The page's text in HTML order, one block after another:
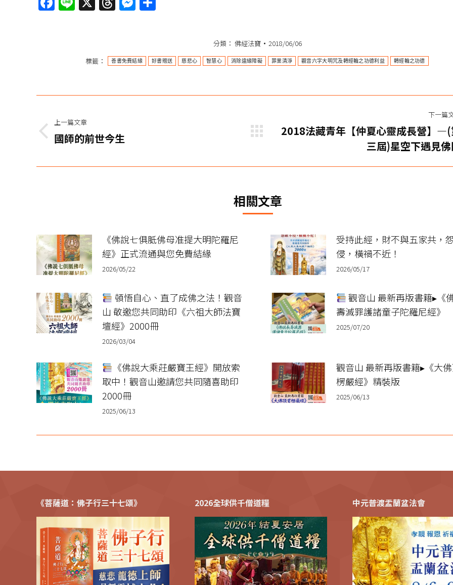
分類： 佛經法寶
2018/06/06
標籤：
善書免費結緣 好書贈送 慈悲心 智慧心 消除違緣障礙 罪業清淨 觀音六字大明咒及轉經輪之功德利益 轉經輪之功德
章
航
上一篇文章
上
篇
國師的前世今生
下一篇
下
篇
章：
2018法藏青年【仲夏心靈成長營】
三屆)星空下遇見
相關文章
《佛說七俱胝佛母准提大明陀羅尼
經》正式流通與您免費結緣
2026/05/22
受持此經，財不與五家共，
侵，橫禍不近！
2026/05/17
頓悟自心、直了成佛之法！觀音
山 敬邀您共同助印《六祖大師法寶
壇經》2000冊
2026/03/04
觀音山 最新再版書籍▸《
壽滅罪護諸童子陀羅尼經》
2025/07/20
《佛說大乘莊嚴寶王經》開放索
取中！觀音山邀請您共同隨喜助印
2000冊
2025/06/13
觀音山 最新再版書籍▸《大
楞嚴經》精裝版
2025/06/13
《菩薩道：佛子行三十七頌》 2026全球供千僧道糧 中元普渡盂蘭盆法會